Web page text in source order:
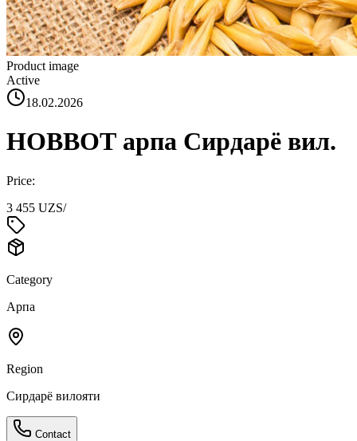
Product image
Active
18.02.2026
НОВВОТ арпа Сирдарё вил.
Price:
3 455 UZS/
Category
Арпа
Region
Сирдарё вилояти
Contact